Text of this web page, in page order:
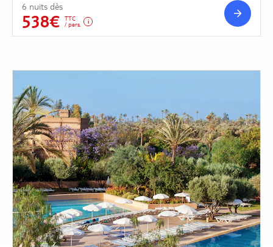
6 nuits dès
538€
TTC
/ pers.